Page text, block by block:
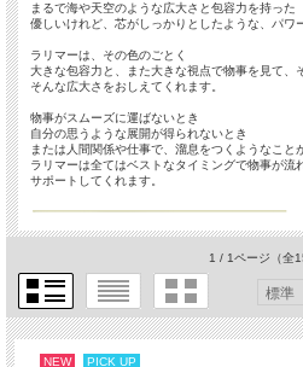
まるで海や天空のような広大さと包容力を持った
優しいけれど、芯がしっかりとしたような、パワ
ラリマーは、その色のごとく
大きな包容力と、また大きな視点で物事を見て、
そんな広大さをおしえてくれます。
物事がスムーズに運ばないとき
自分の思うような展開が得られないとき
または人間関係や仕事で、溜息をつくようなこと
ラリマーは全てはベストなタイミングで物事が流
サポートしてくれます。
1 / 1ページ （全
NEW PICK UP